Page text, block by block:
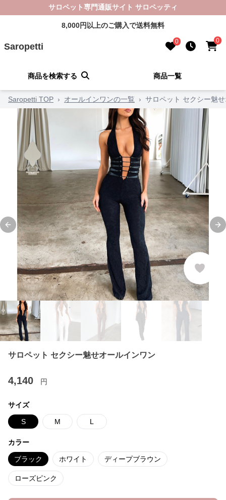
サロペット専門通販サイト サロペッティ
8,000円以上のご購入で送料無料
Saropetti 0 0
商品を検索する 商品一覧
Saropetti TOP › オールインワンの一覧 › サロペット セクシー魅
Previous slide
サロペット セクシー魅せオールインワン
4,140 円
サイズ
S M L
カラー
ブラック ホワイト ディープブラウン
ローズピンク